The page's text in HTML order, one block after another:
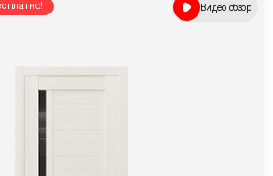
Видео обзор